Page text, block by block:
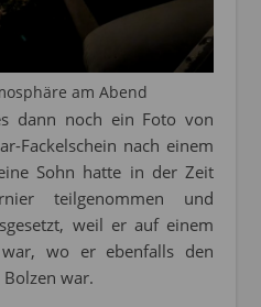
am Abend
dann noch ein Foto von
Fackelschein nach einem
Sohn hatte in der Zeit
teilgenommen und
weil er auf einem
war, wo er ebenfalls den
war.